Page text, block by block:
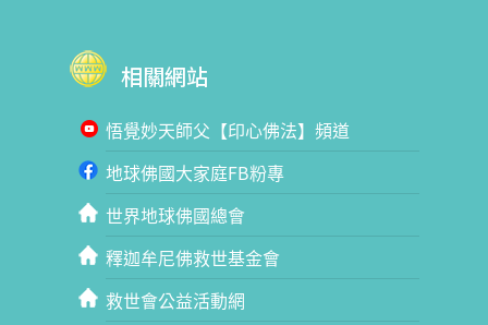
相關網站
悟覺妙天師父【印心佛法】頻道
地球佛國大家庭FB粉專
世界地球佛國總會
釋迦牟尼佛救世基金會
救世會公益活動網